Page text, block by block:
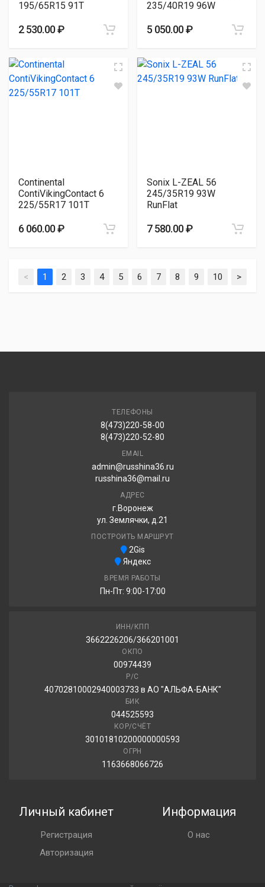
195/65R15 91T
2 530.00 ₽
235/40R19 96W
5 050.00 ₽
Continental
ContiVikingContact 6
225/55R17 101T
6 060.00 ₽
Sonix L-ZEAL 56
245/35R19 93W
RunFlat
7 580.00 ₽
< 1 2 3 4 5 6 7 8 9 10 >
ТЕЛЕФОНЫ
8(473)220-58-00
8(473)220-52-80
EMAIL
admin@russhina36.ru
russhina36@mail.ru
АДРЕС
г.Воронеж
ул. Землячки, д.21
ПОСТРОИТЬ МАРШРУТ
2Gis
Яндекс
ВРЕМЯ РАБОТЫ
Пн-Пт: 9:00-17:00
ИНН/КПП
3662226206/366201001
ОКПО
00974439
Р/С
40702810002940003733 в АО "АЛЬФА-БАНК"
БИК
044525593
КОР/СЧЁТ
30101810200000000593
ОГРН
1163668066726
Личный кабинет
Регистрация
Авторизация
Информация
О нас